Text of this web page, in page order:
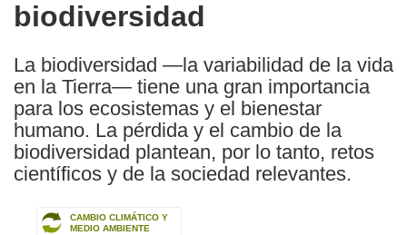
biodiversidad
La biodiversidad —la variabilidad de la vida
en la Tierra— tiene una gran importancia
para los ecosistemas y el bienestar
humano. La pérdida y el cambio de la
biodiversidad plantean, por lo tanto, retos
científicos y de la sociedad relevantes.
CAMBIO CLIMÁTICO Y
MEDIO AMBIENTE